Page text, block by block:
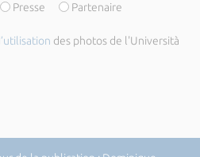
Presse Partenaire
des photos de l'Università